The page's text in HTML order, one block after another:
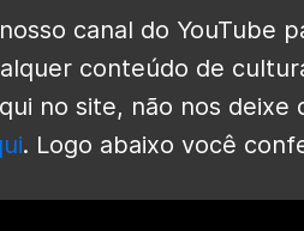
canal do YouTube
conteúdo de
no site, não nos deixe
. Logo abaixo você